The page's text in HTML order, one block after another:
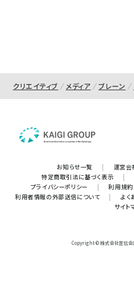
クリエイティブ メディア ブレーン
お知らせ一覧 | 運営会
特定商取引法に基づく表示
|
プライバシーポリシー
| 利用規約
利用者情報の外部送信について
| よく
サイト
Copyright © 株式会社宣伝